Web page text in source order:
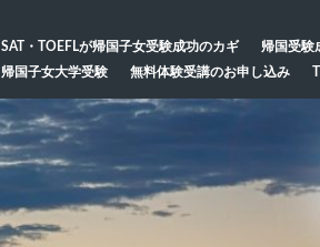
SAT・TOEFLが帰国子女受験成功のカギ 帰国受験
帰国子女大学受験
無料体験受講のお申し込み